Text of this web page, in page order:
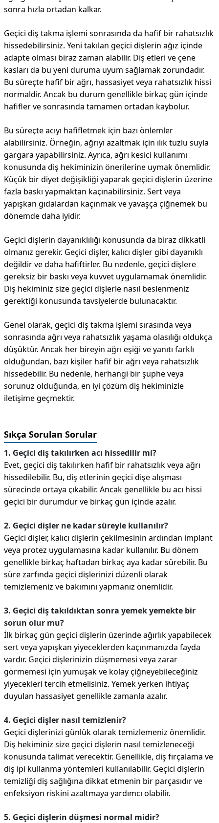
sonra hızla ortadan kalkar.
Geçici diş takma işlemi sonrasında da hafif bir rahatsızlık
hissedebilirsiniz. Yeni takılan geçici dişlerin ağız içinde
adapte olması biraz zaman alabilir. Diş etleri ve çene
kasları da bu yeni duruma uyum sağlamak zorundadır.
Bu süreçte hafif bir ağrı, hassasiyet veya rahatsızlık hissi
normaldir. Ancak bu durum genellikle birkaç gün içinde
hafifler ve sonrasında tamamen ortadan kaybolur.
Bu süreçte acıyı hafifletmek için bazı önlemler
alabilirsiniz. Örneğin, ağrıyı azaltmak için ılık tuzlu suyla
gargara yapabilirsiniz. Ayrıca, ağrı kesici kullanımı
konusunda diş hekiminizin önerilerine uymak önemlidir.
Küçük bir diyet değişikliği yaparak geçici dişlerin üzerine
fazla baskı yapmaktan kaçınabilirsiniz. Sert veya
yapışkan gıdalardan kaçınmak ve yavaşça çiğnemek bu
dönemde daha iyidir.
Geçici dişlerin dayanıklılığı konusunda da biraz dikkatli
olmanız gerekir. Geçici dişler, kalıcı dişler gibi dayanıklı
değildir ve daha hafiftirler. Bu nedenle, geçici dişlere
gereksiz bir baskı veya kuvvet uygulamamak önemlidir.
Diş hekiminiz size geçici dişlerle nasıl beslenmeniz
gerektiği konusunda tavsiyelerde bulunacaktır.
Genel olarak, geçici diş takma işlemi sırasında veya
sonrasında ağrı veya rahatsızlık yaşama olasılığı oldukça
düşüktür. Ancak her bireyin ağrı eşiği ve yanıtı farklı
olduğundan, bazı kişiler hafif bir ağrı veya rahatsızlık
hissedebilir. Bu nedenle, herhangi bir şüphe veya
sorunuz olduğunda, en iyi çözüm diş hekiminizle
iletişime geçmektir.
Sıkça Sorulan Sorular
1. Geçici diş takılırken acı hissedilir mi?
Evet, geçici diş takılırken hafif bir rahatsızlık veya ağrı
hissedilebilir. Bu, diş etlerinin geçici dişe alışması
sürecinde ortaya çıkabilir. Ancak genellikle bu acı hissi
geçici bir durumdur ve birkaç gün içinde azalır.
2. Geçici dişler ne kadar süreyle kullanılır?
Geçici dişler, kalıcı dişlerin çekilmesinin ardından implant
veya protez uygulamasına kadar kullanılır. Bu dönem
genellikle birkaç haftadan birkaç aya kadar sürebilir. Bu
süre zarfında geçici dişlerinizi düzenli olarak
temizlemeniz ve bakımını yapmanız önemlidir.
3. Geçici diş takıldıktan sonra yemek yemekte bir
sorun olur mu?
İlk birkaç gün geçici dişlerin üzerinde ağırlık yapabilecek
sert veya yapışkan yiyeceklerden kaçınmanızda fayda
vardır. Geçici dişlerinizin düşmemesi veya zarar
görmemesi için yumuşak ve kolay çiğneyebileceğiniz
yiyecekleri tercih etmelisiniz. Yemek yerken ihtiyaç
duyulan hassasiyet genellikle zamanla azalır.
4. Geçici dişler nasıl temizlenir?
Geçici dişlerinizi günlük olarak temizlemeniz önemlidir.
Diş hekiminiz size geçici dişlerin nasıl temizleneceği
konusunda talimat verecektir. Genellikle, diş fırçalama ve
diş ipi kullanma yöntemleri kullanılabilir. Geçici dişlerin
temizliği diş sağlığına dikkat etmenin bir parçasıdır ve
enfeksiyon riskini azaltmaya yardımcı olabilir.
5. Geçici dişlerin düşmesi normal midir?